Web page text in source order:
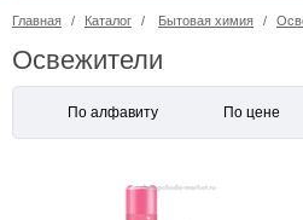
Главная / Каталог / Бытовая химия /
Освежители
По алфавиту По цене